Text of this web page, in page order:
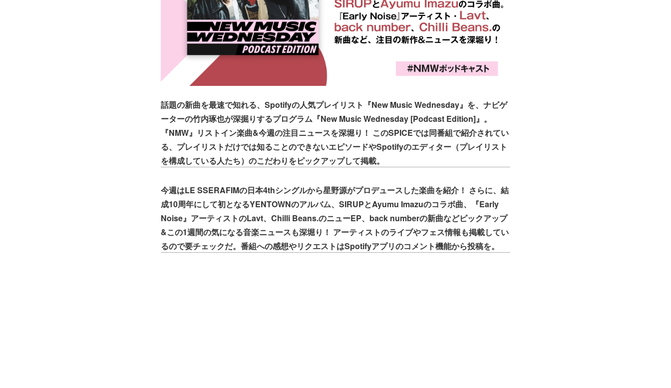
話題の新曲を最速で知れる、Spotifyの人気プレイリスト『New Music Wednesday』を、ナビゲ
ーターの竹内琢也が深掘りするプログラム『New Music Wednesday [Podcast Edition]』。
『NMW』リストイン楽曲&今週の注目ニュースを深堀り！ このSPICEでは同番組で紹介されてい
る、プレイリストだけでは知ることのできないエピソードやSpotifyのエディター（プレイリスト
を構成している人たち）のこだわりをピックアップして掲載。
今週はLE SSERAFIMの日本4thシングルから星野源がプロデュースした楽曲を紹介！ さらに、結
成10周年にして初となるYENTOWNのアルバム、SIRUPとAyumu Imazuのコラボ曲、『Early
Noise』アーティストのLavt、Chilli Beans.のニューEP、back numberの新曲などピックアップ
&この1週間の気になる音楽ニュースも深堀り！ アーティストのライブやフェス情報も掲載してい
るので要チェックだ。番組への感想やリクエストはSpotifyアプリのコメント機能から投稿を。